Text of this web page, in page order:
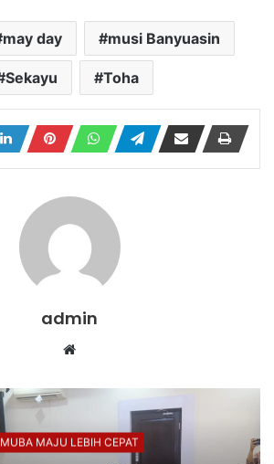
may day musi Banyuasin
Sekayu Toha
admin
Website
MUBA MAJU LEBIH CEPAT